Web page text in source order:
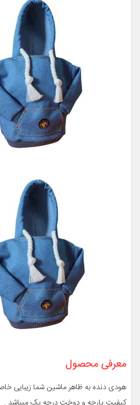
معرفی محصول
هودی دنده به ظاهر ماشین شما زیبایی